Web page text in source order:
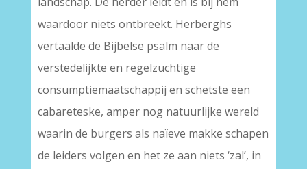
waardoor niets ontbreekt. Herberghs
vertaalde de Bijbelse psalm naar de
verstedelijkte en regelzuchtige
consumptiemaatschappij en schetste een
cabareteske, amper nog natuurlijke wereld
waarin de burgers als naïeve makke schapen
de leiders volgen en het ze aan niets ‘zal’, in